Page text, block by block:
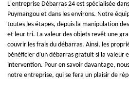
L'entreprise Débarras 24 est spécialisée
Puymangou et dans les environs. Notre
toutes les étapes, depuis la manipulation
et leur tri. La valeur des objets revêt une
couvrir les frais du débarras. Ainsi, les
bénéficier d'un débarras gratuit si la valeur
intervention. Pour en savoir davantage,
notre entreprise, qui se fera un plaisir de